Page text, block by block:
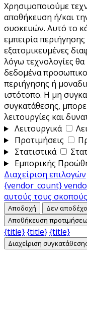
Χρησιμοποιούμε
αποθήκευση ή/και
συσκευών. Αυτό το
εμπειρία
εξατομικευμένες
λόγω τεχνολογίες
δεδομένα
περιήγησης ή
ιστότοπο. Η μη
συγκατάθεσης,
λειτουργίες και
Λειτουργικά
Προτιμήσεις
Στατιστικά
Εμπορικής
Διαχείριση επιλογών
{vendor_count}
αυτούς τους σκοπούς
Αποδοχή Δεν
Αποθήκευση
{title}{title}{title}
Διαχείριση